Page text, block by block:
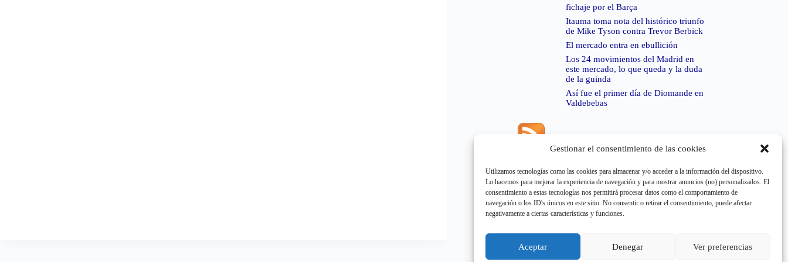
Gestionar el consentimiento de las cookies
Utilizamos tecnologías como las cookies para almacenar y/o acceder a la información del dispositivo.
Lo hacemos para mejorar la experiencia de navegación y para mostrar anuncios (no) personalizados. El
consentimiento a estas tecnologías nos permitirá procesar datos como el comportamiento de
navegación o los ID's únicos en este sitio. No consentir o retirar el consentimiento, puede afectar
negativamente a ciertas características y funciones.
Aceptar Denegar Ver preferencias
fichaje por el Barça
Itauma toma nota del histórico triunfo
de Mike Tyson contra Trevor Berbick
El mercado entra en ebullición
Los 24 movimientos del Madrid en
este mercado, lo que queda y la duda
de la guinda
Así fue el primer día de Diomande en
Valdebebas
Error de RSS:Retrieved unsupported status code
"404"